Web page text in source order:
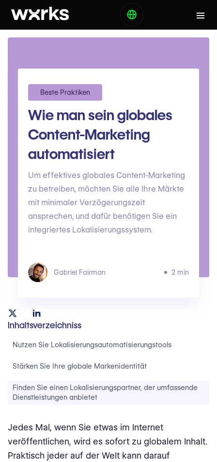
Beste Praktiken
Wie man sein globales
Content-Marketing
automatisiert
Um effektives globales Content-Marketing
zu betreiben, möchten Sie alle Ihre Märkte
mit minimaler Verzögerungszeit
ansprechen, und dafür benötigen Sie ein
integriertes Lokalisierungssystem.
Gabriel Fairman 2 min
Inhaltsverzeichniss
Nutzen Sie Lokalisierungsautomatisierungstools
Stärken Sie Ihre globale Markenidentität
Finden Sie einen Lokalisierungspartner, der umfassende
Dienstleistungen anbietet
Jedes Mal, wenn Sie etwas im Internet
veröffentlichen, wird es sofort zu globalem Inhalt.
Praktisch jeder auf der Welt kann darauf